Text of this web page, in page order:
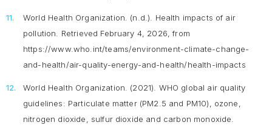
World Health Organization. (n.d.). Health impacts of air
pollution . Retrieved February 4, 2026, from
https://www.who.int/teams/environment-climate-change-
and-health/air-quality-energy-and-health/health-impacts
World Health Organization. (2021). WHO global air quality
guidelines: Particulate matter(PM2.5 and PM10), ozone,
nitrogen dioxide, sulfur dioxide and carbon monoxide.